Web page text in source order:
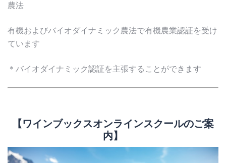
農法
有機およびバイオダイナミック農法で有機農業認証を受け
ています
＊バイオダイナミック認証を主張することができます
【ワインブックスオンラインスクールのご案
内】